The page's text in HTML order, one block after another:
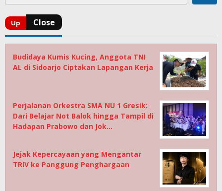
Budidaya Kumis Kucing, Anggota TNI
AL di Sidoarjo Ciptakan Lapangan Kerja
Perjalanan Orkestra SMA NU 1 Gresik:
Dari Belajar Not Balok hingga Tampil di
Hadapan Prabowo dan Jok…
Jejak Kepercayaan yang Mengantar
TRIV ke Panggung Penghargaan